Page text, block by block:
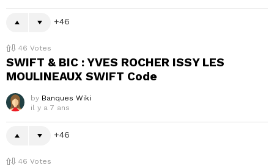
46
46 Votes
SWIFT & BIC : YVES ROCHER ISSY LES
MOULINEAUX SWIFT Code
by Banques Wiki
il y a 7 ans
46
46 Votes